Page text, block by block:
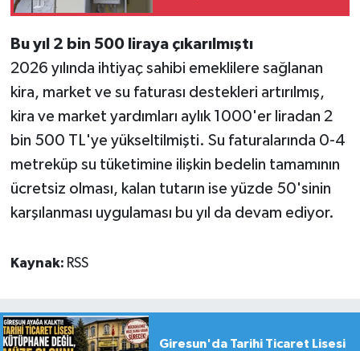
Bu yıl 2 bin 500 liraya çıkarılmıştı
2026 yılında ihtiyaç sahibi emeklilere sağlanan
kira, market ve su faturası destekleri artırılmış,
kira ve market yardımları aylık 1000'er liradan 2
bin 500 TL'ye yükseltilmişti. Su faturalarında 0-4
metreküp su tüketimine ilişkin bedelin tamamının
ücretsiz olması, kalan tutarın ise yüzde 50'sinin
karşılanması uygulaması bu yıl da devam ediyor.
Kaynak: RSS
Giresun'da Tarihi Ticaret Lisesi